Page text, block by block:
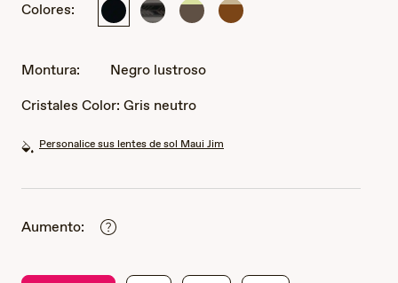
Colores:
Negro Gris
brillante
Gris
brillante
Marrón
Montura:
Negro lustroso
Cristales Color: Gris neutro
Personalice sus lentes de sol Maui Jim
Aumento: